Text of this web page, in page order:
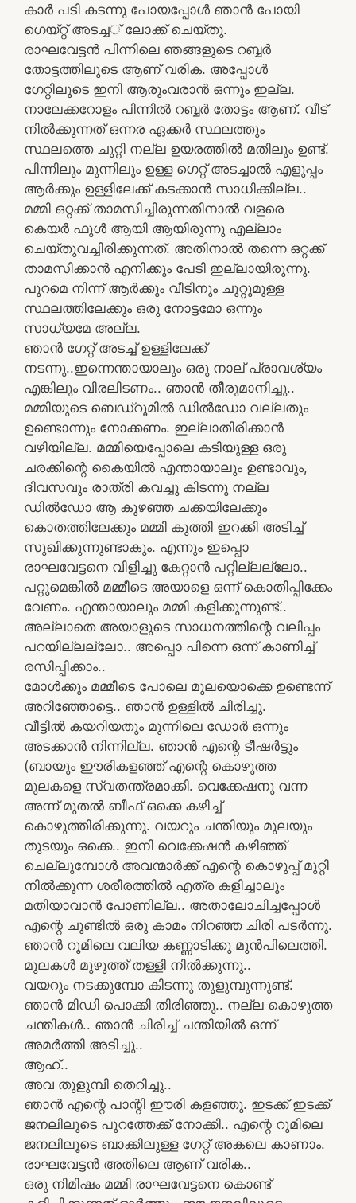
കാര്‍ പടി കടന്നു പോയപ്പോള്‍ ഞാന്‍ പോയി
ഗെയ്റ്റ്‌ അടച്ച‌‌് ലോക്ക്‌ ചെയ്തു.
രാഘവേട്ടന്‍ പിന്നിലെ ഞങ്ങളുടെ റബ്ബര്‍
തോട്ടത്തിലൂടെ ആണ്‌ വരിക. അപ്പോള്‍
ഗേറ്റിലൂടെ ഇനി ആരുംവരാന്‍ ഒന്നും ഇല്ല.
നാലേക്കറോളം പിന്നില്‍ റബ്ബര്‍ തോട്ടം ആണ്‌. വീട്‌
നില്‍ക്കുന്നത്‌ ഒന്നര ഏക്കര്‍ സ്ഥലത്തും
സ്ഥലത്തെ ചുറ്റി നല്ല ഉയരത്തില്‍ മതിലും ഉണ്ട്‌.
പിന്നിലും മുന്നിലും ഉള്ള ഗെറ്റ്‌ അടച്ചാല്‍ എളുപ്പം
ആര്‍ക്കും ഉള്ളിലേക്ക്‌ കടക്കാന്‍ സാധിക്കില്ല..
മമ്മി ഒറ്റക്ക്‌ താമസിച്ചിരുന്നതിനാല്‍ വളരെ
കെയര്‍ ഫുള്‍ ആയി ആയിരുന്നു എല്ലാം
ചെയ്തുവച്ചിരിക്കുന്നത്‌. അതിനാല്‍ തന്നെ ഒറ്റക്ക്‌
താമസിക്കാന്‍ എനിക്കും പേടി ഇല്ലായിരുന്നു.
പുറമെ നിന്ന്‌ ആര്‍ക്കും വീടിനും ചുറ്റുമുള്ള
സ്ഥലത്തിലേക്കും ഒരു നോട്ടമോ ഒന്നും
സാധ്യമേ അല്ല.
ഞാന്‍ ഗേറ്റ്‌ അടച്ച്‌ ഉള്ളിലേക്ക്‌
നടന്നു..ഇന്നെന്തായാലും ഒരു നാല് പ്രാവശ്യം
എങ്കിലും വിരലിടണം.. ഞാന്‍ തീരുമാനിച്ചു..
മമ്മിയുടെ ബെഡ്‌റൂമിൽ ഡിൽഡോ വല്ലതും
ഉണ്ടൊന്നും നോക്കണം. ഇല്ലാതിരിക്കാൻ
വഴിയില്ല. മമ്മിയെപ്പോലെ കടിയുള്ള ഒരു
ചരക്കിന്റെ കൈയിൽ എന്തായാലും ഉണ്ടാവും,
ദിവസവും രാത്രി കവച്ചു കിടന്നു നല്ല
ഡിൽഡോ ആ കുഴഞ്ഞ ചക്കയിലേക്കും
കൊതത്തിലേക്കും മമ്മി കുത്തി ഇറക്കി അടിച്ച്
സുഖിക്കുന്നുണ്ടാകും. എന്നും ഇപ്പൊ
രാഘവേട്ടനെ വിളിച്ചു കേറ്റാൻ പറ്റില്ലല്ലോ..
പറ്റുമെങ്കില്‍ മമ്മീടെ അയാളെ ഒന്ന്‌ കൊതിപ്പിക്കേം
വേണം. എന്തായാലും മമ്മി കളിക്കുന്നുണ്ട്‌..
അല്ലാതെ അയാളുടെ സാധനത്തിന്റെ വലിപ്പം
പറയില്ലല്ലോ.. അപ്പൊ പിന്നെ ഒന്ന്‌ കാണിച്ച്‌
രസിപ്പിക്കാം..
മോള്‍ക്കും മമ്മീടെ പോലെ മുലയൊക്കെ ഉണ്ടെന്ന്‌
അറിഞ്ഞോട്ടെ.. ഞാന്‍ ഉള്ളില്‍ ചിരിച്ചു.
വീട്ടില്‍ കയറിയതും മുന്നിലെ ഡോര്‍ ഒന്നും
അടക്കാന്‍ നിന്നില്ല. ഞാന്‍ എന്റെ ടീഷര്‍ട്ടും
(ബായും ഈരികളഞ്ഞ്‌ എന്റെ കൊഴുത്ത
മുലകളെ സ്വതന്ത്രമാക്കി. വെക്കേഷനു വന്ന
അന്ന്‌ മുതല്‍ ബീഫ് ഒക്കെ കഴിച്ച്
കൊഴുത്തിരിക്കുന്നു. വയറും ചന്തിയും മുലയും
തുടയും ഒക്കെ.. ഇനി വെക്കേഷന്‍ കഴിഞ്ഞ്
ചെല്ലുമ്പോള്‍ അവന്മാര്‍ക്ക്‌ എന്റെ കൊഴുപ്പ്‌ മുറ്റി
നില്‍ക്കുന്ന ശരീരത്തില്‍ എത്ര കളിച്ചാലും
മതിയാവാന്‍ പോണില്ല.. അതാലോചിച്ചപ്പോള്‍
എന്റെ ചുണ്ടില്‍ ഒരു കാമം നിറഞ്ഞ ചിരി പടര്‍ന്നു.
ഞാന്‍ റൂമിലെ വലിയ കണ്ണാടിക്കു മുന്‍പിലെത്തി.
മുലകള്‍ മുഴുത്ത് തള്ളി നിൽക്കുന്നു..
വയറും നടക്കുമ്പോ കിടന്നു തുളുമ്പുന്നുണ്ട്‌.
ഞാന്‍ മിഡി പൊക്കി തിരിഞ്ഞു.. നല്ല കൊഴുത്ത
ചന്തികൾ.. ഞാന്‍ ചിരിച്ച്‌ ചന്തിയില്‍ ഒന്ന്‌
അമര്‍ത്തി അടിച്ചു..
ആഹ്‌..
അവ തുളുമ്പി തെറിച്ചു..
ഞാന്‍ എന്റെ പാന്റി ഈരി കളഞ്ഞു. ഇടക്ക്‌ ഇടക്ക്‌
ജനലിലൂടെ പുറത്തേക്ക്‌ നോക്കി.. എന്റെ റൂമിലെ
ജനലിലൂടെ ബാക്കിലുള്ള ഗേറ്റ്‌ അകലെ കാണാം.
രാഘവേട്ടന്‍ അതിലെ ആണ്‌ വരിക..
ഒരു നിമിഷം മമ്മി രാഘവേട്ടനെ കൊണ്ട്‌